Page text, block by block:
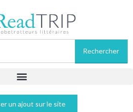
un ajout sur le site